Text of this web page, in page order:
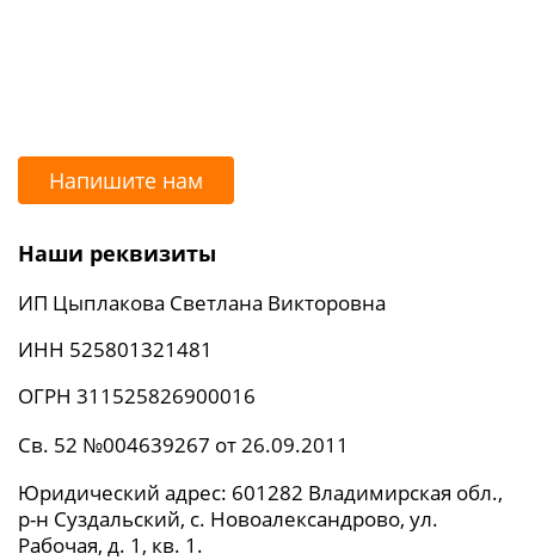
Напишите нам
Наши реквизиты
ИП Цыплакова Светлана Викторовна
ИНН 525801321481
ОГРН 311525826900016
Св. 52 №004639267 от 26.09.2011
Юридический адрес: 601282 Владимирская обл.,
р-н Суздальский, с. Новоалександрово, ул.
Рабочая, д. 1, кв. 1.